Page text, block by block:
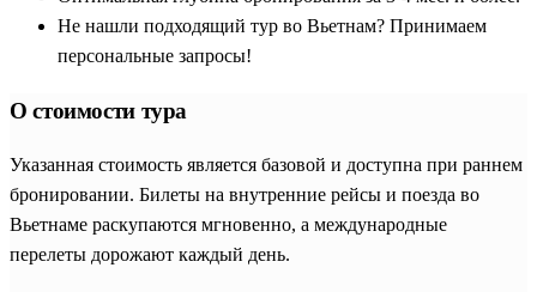
Не нашли подходящий тур во Вьетнам? Принимаем
персональные запросы!
О стоимости тура
Указанная стоимость является базовой и доступна при раннем
бронировании. Билеты на внутренние рейсы и поезда во
Вьетнаме раскупаются мгновенно, а международные
перелеты дорожают каждый день.